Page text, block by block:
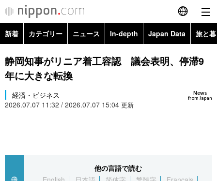
English
简体字
カテゴリー
国際
アーカイブ
Japan Data
新着 カテゴリー ニュース In-depth Japan Data 旅と
政治・外交
経済・ビジネス
国際・海外
文化
Topics
静岡知事がリニア着工容認 議会表明、停滞9
年に大きな転換
News
from Japan
経済・ビジネス
2026.07.07 11:32 / 2026.07.07 15:04 更新
他の言語で読む